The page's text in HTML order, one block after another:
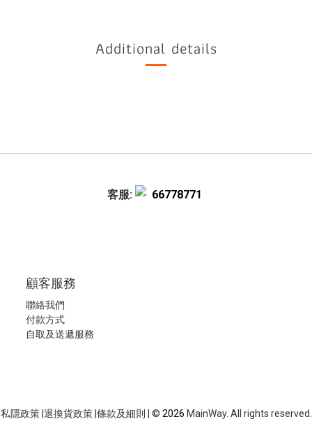
Additional details
客服: 66778771
顧客服務
聯絡我們
付款方式
自取及送遞服務
私隱政策| 退換貨政策 條款及細則 | © 2026 MainWay. All rights reserved.